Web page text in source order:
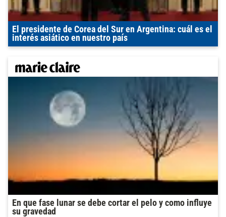
El presidente de Corea del Sur en Argentina: cuál es el
interés asiático en nuestro país
En que fase lunar se debe cortar el pelo y como influye
su gravedad